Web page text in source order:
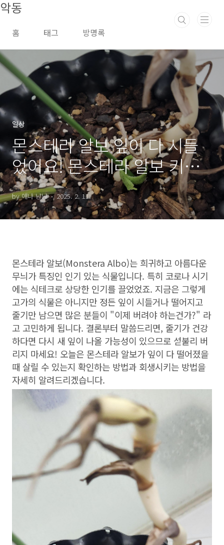
본문 바로가기
악동
홈 태그 방명록
일상
몬스테라 알보 잎이 다 시들
었어요! 몬스테라 알보 키우
기 및 회생 방법 정리
by 애나 냥냥 2025. 2. 11.
몬스테라 알보(Monstera Albo)는 희귀하고 아름다운
무늬가 특징인 인기 있는 식물입니다. 특히 코로나 시기
에는 식테크로 상당한 인기를 끌었었죠. 지금은 그렇게
고가의 식물은 아니지만 정든 잎이 시들거나 떨어지고
줄기만 남으면 많은 분들이 "이제 버려야 하는건가?" 라
고 고민하게 됩니다. 결론부터 말씀드리면, 줄기가 건강
하다면 다시 새 잎이 나올 가능성이 있으므로 섣불리 버
리지 마세요! 오늘은 몬스테라 알보가 잎이 다 떨어졌을
때 살릴 수 있는지 확인하는 방법과 회생시키는 방법을
자세히 알려드리겠습니다.